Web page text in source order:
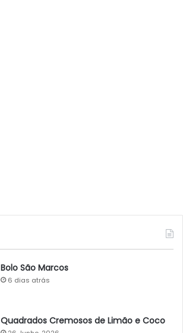
Bolo São Marcos
6 dias atrás
Quadrados Cremosos de Limão e Coco